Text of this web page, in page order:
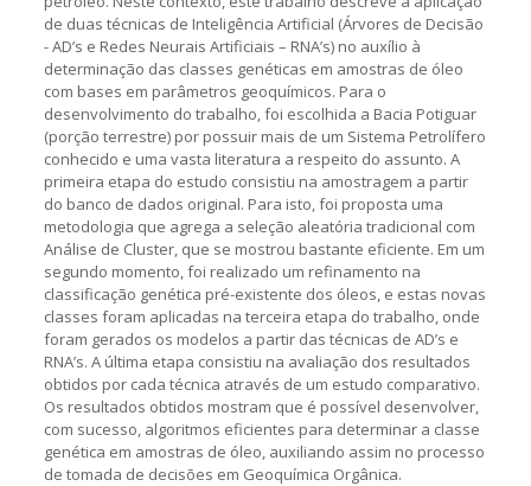
de duas técnicas de Inteligência Artificial (Árvores de Decisão
- AD’s e Redes Neurais Artificiais – RNA’s) no auxílio à
determinação das classes genéticas em amostras de óleo
com bases em parâmetros geoquímicos. Para o
desenvolvimento do trabalho, foi escolhida a Bacia Potiguar
(porção terrestre) por possuir mais de um Sistema Petrolífero
conhecido e uma vasta literatura a respeito do assunto. A
primeira etapa do estudo consistiu na amostragem a partir
do banco de dados original. Para isto, foi proposta uma
metodologia que agrega a seleção aleatória tradicional com
Análise de Cluster, que se mostrou bastante eficiente. Em um
segundo momento, foi realizado um refinamento na
classificação genética pré-existente dos óleos, e estas novas
classes foram aplicadas na terceira etapa do trabalho, onde
foram gerados os modelos a partir das técnicas de AD’s e
RNA’s. A última etapa consistiu na avaliação dos resultados
obtidos por cada técnica através de um estudo comparativo.
Os resultados obtidos mostram que é possível desenvolver,
com sucesso, algoritmos eficientes para determinar a classe
genética em amostras de óleo, auxiliando assim no processo
de tomada de decisões em Geoquímica Orgânica.